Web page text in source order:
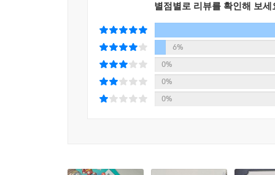
-초등학교 5학년, 이시우 어린이
▷ 흥미진진한 사건이 많아서 너무 좋았다. 얼른
-초등학교 4학년, 윤시호 어린이
별점별로 리뷰를 확인해 보세
6%
0%
0%
0%